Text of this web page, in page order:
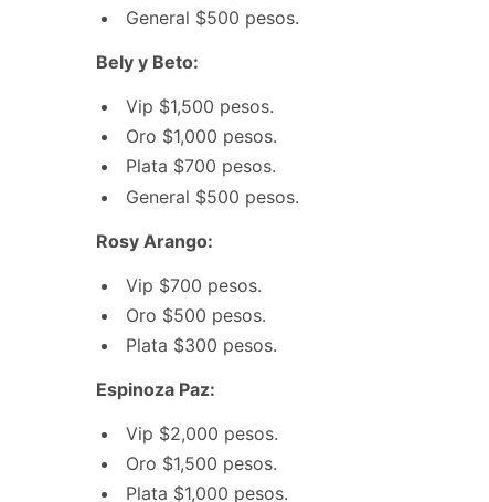
General $500 pesos.
Bely y Beto:
Vip $1,500 pesos.
Oro $1,000 pesos.
Plata $700 pesos.
General $500 pesos.
Rosy Arango:
Vip $700 pesos.
Oro $500 pesos.
Plata $300 pesos.
Espinoza Paz:
Vip $2,000 pesos.
Oro $1,500 pesos.
Plata $1,000 pesos.